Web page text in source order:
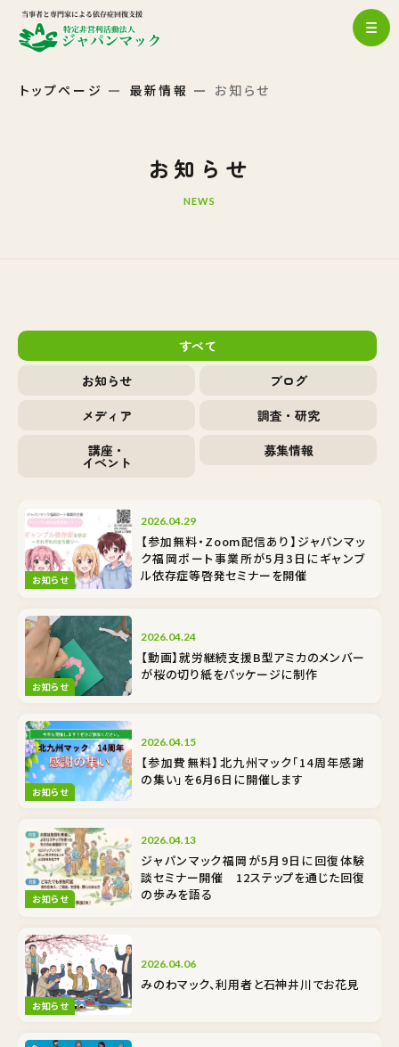
トップページ 最新情報 お知らせ
お知らせ
NEWS
すべて
お知らせ
ブログ
メディア
調査・研究
講座・
イベント
募集情報
お知らせ
2026.04.29
【参加無料・Zoom配信あり】ジャパンマッ
ク福岡ポート事業所が5月3日にギャンブ
ル依存症等啓発セミナーを開催
お知らせ
2026.04.24
【動画】就労継続支援B型アミカのメンバー
が桜の切り紙をパッケージに制作
お知らせ
2026.04.15
【参加費無料】北九州マック「14周年感謝
の集い」を6月6日に開催します
お知らせ
2026.04.13
ジャパンマック福岡が5月9日に回復体験
談セミナー開催 12ステップを通じた回復
の歩みを語る
お知らせ
2026.04.06
みのわマック、利用者と石神井川でお花見